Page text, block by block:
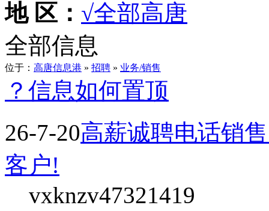
地 区： √全部高唐
全部信息
位于： 高唐信息港 » 招聘 » 业务/销售
？信息如何置顶
26-7-20高薪诚聘电话销
客户!
vxknzv47321419